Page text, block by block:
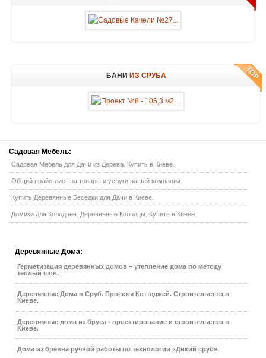
БАНИ ИЗ СРУБА
Садовая Мебель:
Садовая Мебель для Дачи из Дерева. Купить в Киеве.
Общий прайс-лист на товары и услуги нашей компании.
Купить Деревянные Беседки для Дачи в Киеве.
Домики для Колодцев. Деревянные Колодцы. Купить в Киеве.
Деревянные Дома:
Герметизация деревянных домов – утепление дома по методу
теплый шов.
Деревянные Дома в Сруб. Проекты Коттеджей. Строительство в
Киеве.
Деревянные дома из бруса - проектирование и строительство в
Киеве.
Дома из бревна ручной работы по технологии «Дикий сруб».